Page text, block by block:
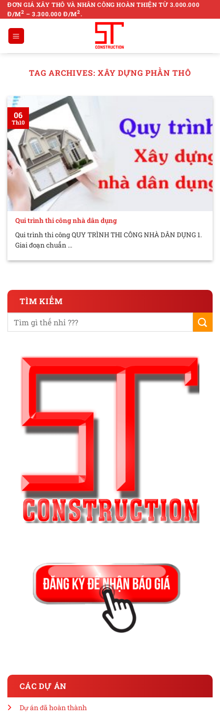
Skip
to
content
ĐƠN GIÁ XÂY THÔ VÀ NHÂN CÔNG HOÀN THIỆN TỪ 3.000.000
Đ/M2 – 3.300.000 Đ/M2.
TAG ARCHIVES:XÂY DỰNG PHẦN THÔ
Qui trình thi công nhà dân dụng
Qui trình thi công QUY TRÌNH THI CÔNG NHÀ DÂN DỤNG 1.
Giai đoạn chuẩn ...
06
Th10
TÌM KIẾM
CÁC DỰ ÁN
Dự án đã hoàn thành